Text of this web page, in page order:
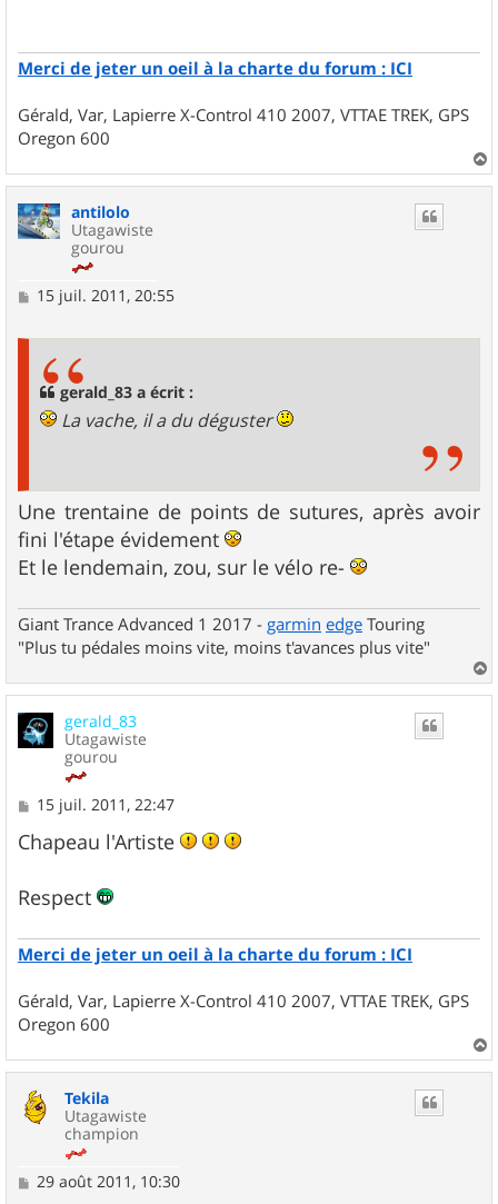
Merci de jeter un oeil à la charte du forum : ICI
Gérald, Var, Lapierre X-Control 410 2007, VTTAE TREK, GPS
Oregon 600
a
antilolo
Utagawiste
gourou
M15 juil. 2011, 20:55
gerald_83 a écrit :
La vache, il a du déguster
Une trentaine de points de sutures, après avoir
fini l'étape évidement
Et le lendemain, zou, sur le vélo re-
Giant Trance Advanced 1 2017 - garmin edge Touring
"Plus tu pédales moins vite, moins t'avances plus vite"
a
gerald_83
Utagawiste
gourou
M
s
s
g
e
15 juil. 2011, 22:47
Chapeau l'Artiste
Respect
Merci de jeter un oeil à la charte du forum : ICI
Gérald, Var, Lapierre X-Control 410 2007, VTTAE TREK, GPS
Oregon 600
a
Tekila
Utagawiste
champion
M
29 août 2011, 10:30